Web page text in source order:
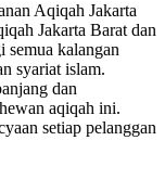
Aqiqah Jakarta
Jakarta Barat dan
semua kalangan
syariat islam.
dan
aqiqah ini.
setiap pelanggan